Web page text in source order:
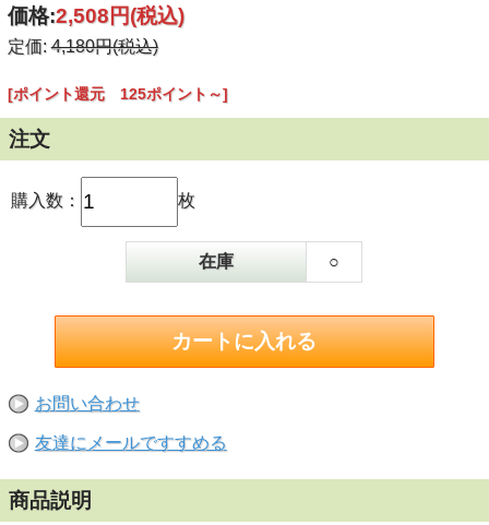
価格:2,508円(税込)
定価:4,180円(税込)
[ポイント還元 125ポイント～]
注文
購入数： 枚
在庫 ○
お問い合わせ
友達にメールですすめる
商品説明